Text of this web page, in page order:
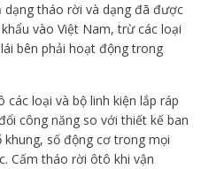
dạng tháo rời và dạng đã được
vào Việt Nam, trừ các loại
bên phải hoạt động trong
loại và bộ linh kiện lắp ráp
công năng so với thiết kế ban
số động cơ trong mọi
Cấm tháo rời ôtô khi vận